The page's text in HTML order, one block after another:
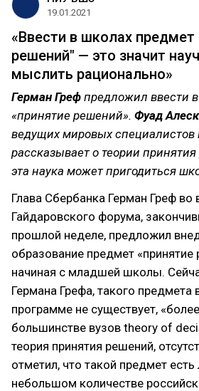
19.01.2021
«Ввести в школах предмет
решений" — это значит
мыслить рационально»
Герман Греф предложил ввести
«принятие решений». Фуад
ведущих мировых специалистов
рассказывает о теории
эта наука может пригодиться
Глава Сбербанка Герман Греф во
Гайдаровского форума,
прошлой неделе, предложил
образование предмет «принятие
начиная с младшей школы.
Германа Грефа, такого предмета
программе не существует,
большинстве вузов theory of
теория принятия решений,
отметил, что такой предмет
небольшом количестве